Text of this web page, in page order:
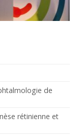
de
rétinienne et